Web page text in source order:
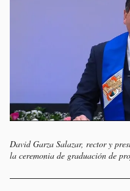
David Garza Salazar, rector y
la ceremonia de graduación de